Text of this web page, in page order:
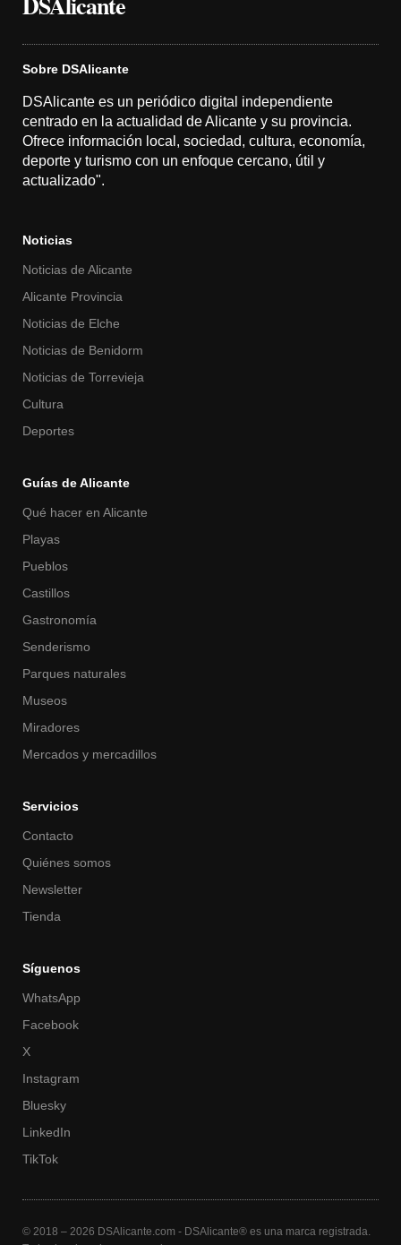
Sobre DSAlicante
DSAlicante es un periódico digital independiente
centrado en la actualidad de Alicante y su provincia.
Ofrece información local, sociedad, cultura, economía,
deporte y turismo con un enfoque cercano, útil y
actualizado".
Noticias
Noticias de Alicante
Alicante Provincia
Noticias de Elche
Noticias de Benidorm
Noticias de Torrevieja
Cultura
Deportes
Guías de Alicante
Qué hacer en Alicante
Playas
Pueblos
Castillos
Gastronomía
Senderismo
Parques naturales
Museos
Miradores
Mercados y mercadillos
Servicios
Contacto
Quiénes somos
Newsletter
Tienda
Síguenos
WhatsApp
Facebook
X
Instagram
Bluesky
LinkedIn
TikTok
© 2018 – 2026 DSAlicante.com - DSAlicante® es una marca registrada.